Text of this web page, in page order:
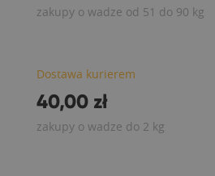
zakupy o wadze od 51 do 90 kg
Dostawa kurierem
40,00 zł
zakupy o wadze do 2 kg